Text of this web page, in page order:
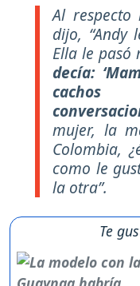
Al
dijo, “Andy
Ella le pasó
decía:
mujer, la
Colombia,
como le
la otra”.
Te